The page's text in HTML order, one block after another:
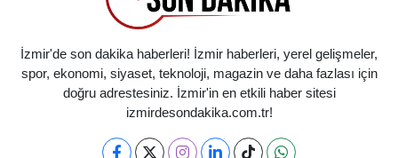
İzmir'de son dakika haberleri! İzmir haberleri, yerel gelişmeler,
spor, ekonomi, siyaset, teknoloji, magazin ve daha fazlası için
doğru adrestesiniz. İzmir'in en etkili haber sitesi
izmirdesondakika.com.tr!